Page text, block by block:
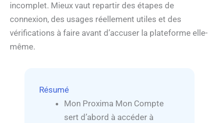
incomplet. Mieux vaut repartir des étapes de
connexion, des usages réellement utiles et des
vérifications à faire avant d’accuser la plateforme elle-
même.
Résumé
Mon Proxima Mon Compte
sert d’abord à accéder à